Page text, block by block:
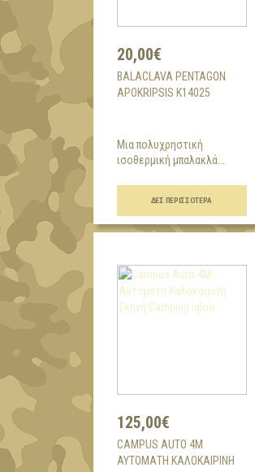
20,00€
BALACLAVA PENTAGON
APOKRIPSIS K14025
Μια πολυχρηστική
ισοθερμική μπαλακλά...
ΔΕΣ ΠΕΡΙΣΣΌΤΕΡΑ
125,00€
CAMPUS AUTO 4M
ΑΥΤΌΜΑΤΗ ΚΑΛΟΚΑΙΡΙΝΉ